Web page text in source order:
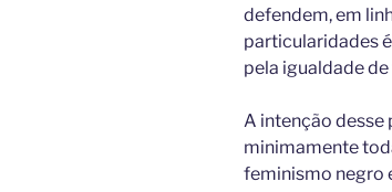
defendem, em
particularidades
pela igualdade
A intenção desse
minimamente
feminismo negro